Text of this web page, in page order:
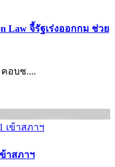
Law จี้รัฐเร่งออกกม ช่วย
อบช....
าสภาฯ